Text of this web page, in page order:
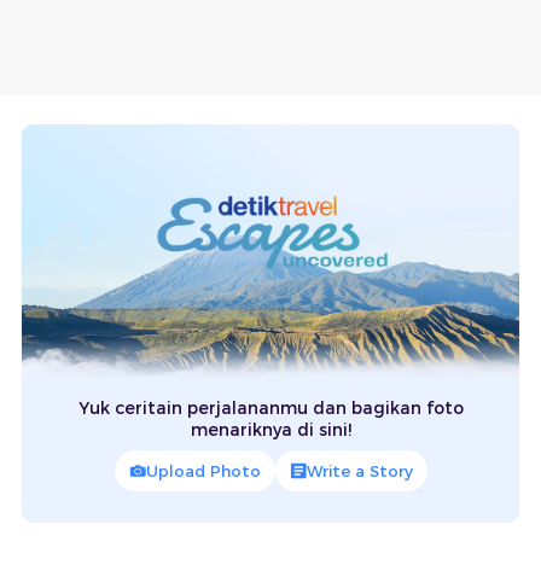
Yuk ceritain perjalananmu dan bagikan foto
menariknya di sini!
Upload Photo Write a Story